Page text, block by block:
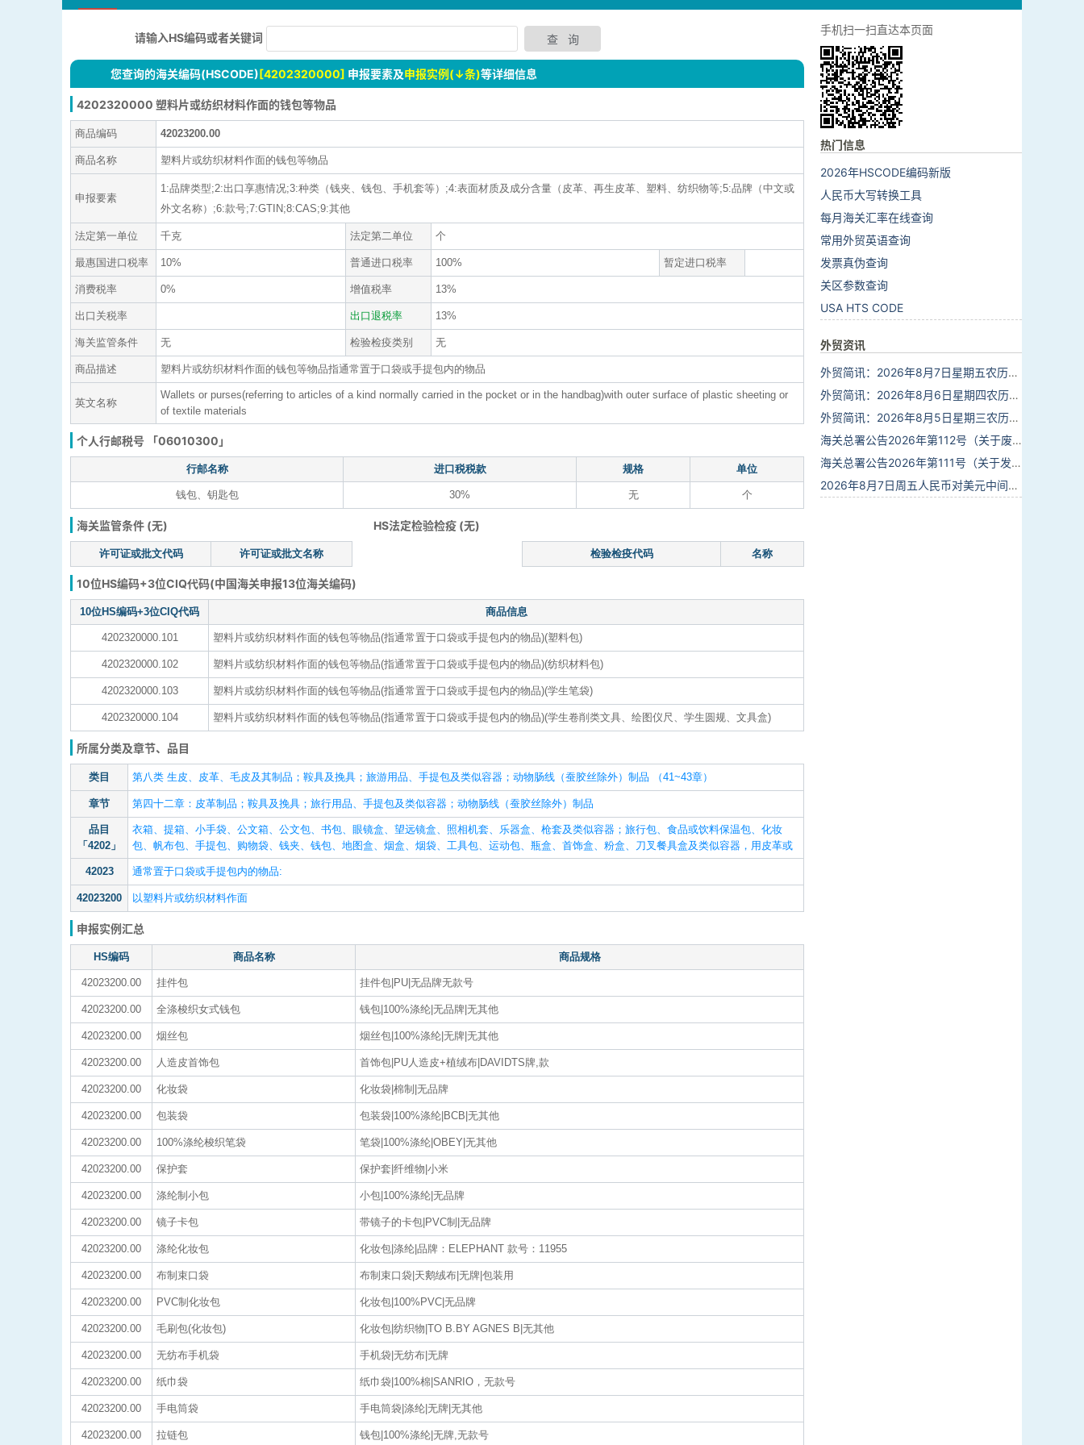
请输入HS编码或者关键词
您查询的海关编码(HSCODE)[4202320000] 申报要素及申报实例(↓条)等详细信息
4202320000 塑料片或纺织材料作面的钱包等物品
商品编码 42023200.00
商品名称 塑料片或纺织材料作面的钱包等物品
申报要素
1:品牌类型;2:出口享惠情况;3:种类（钱夹、钱包、手机套等）;4:表面材质及成分含量（皮革、再生皮革、塑料、纺织物等;5:品牌（中文或
外文名称）;6:款号;7:GTIN;8:CAS;9:其他
法定第一单位 千克 法定第二单位 个
最惠国进口税率 10% 普通进口税率 100% 暂定进口税率
消费税率 0% 增值税率 13%
出口关税率 出口退税率 13%
海关监管条件 无 检验检疫类别 无
商品描述 塑料片或纺织材料作面的钱包等物品指通常置于口袋或手提包内的物品
英文名称
Wallets or purses(referring to articles of a kind normally carried in the pocket or in the handbag)with outer surface of plastic sheeting or
of textile materials
个人行邮税号 「06010300」
行邮名称 进口税税款 规格 单位
钱包、钥匙包 30% 无 个
海关监管条件 (无) HS法定检验检疫 (无)
许可证或批文代码 许可证或批文名称 检验检疫代码 名称
10位HS编码+3位CIQ代码(中国海关申报13位海关编码)
10位HS编码+3位CIQ代码 商品信息
4202320000.101 塑料片或纺织材料作面的钱包等物品(指通常置于口袋或手提包内的物品)(塑料包)
4202320000.102 塑料片或纺织材料作面的钱包等物品(指通常置于口袋或手提包内的物品)(纺织材料包)
4202320000.103 塑料片或纺织材料作面的钱包等物品(指通常置于口袋或手提包内的物品)(学生笔袋)
4202320000.104 塑料片或纺织材料作面的钱包等物品(指通常置于口袋或手提包内的物品)(学生卷削类文具、绘图仪尺、学生圆规、文具盒)
所属分类及章节、品目
类目 第八类 生皮、皮革、毛皮及其制品；鞍具及挽具；旅游用品、手提包及类似容器；动物肠线（蚕胶丝除外）制品 （41~43章）
章节 第四十二章：皮革制品；鞍具及挽具；旅行用品、手提包及类似容器；动物肠线（蚕胶丝除外）制品
品目
「4202」
衣箱、提箱、小手袋、公文箱、公文包、书包、眼镜盒、望远镜盒、照相机套、乐器盒、枪套及类似容器；旅行包、食品或饮料保温包、化妆
包、帆布包、手提包、购物袋、钱夹、钱包、地图盒、烟盒、烟袋、工具包、运动包、瓶盒、首饰盒、粉盒、刀叉餐具盒及类似容器，用皮革或
42023 通常置于口袋或手提包内的物品:
42023200 以塑料片或纺织材料作面
申报实例汇总
HS编码 商品名称 商品规格
42023200.00 挂件包 挂件包|PU|无品牌无款号
42023200.00 全涤梭织女式钱包 钱包|100%涤纶|无品牌|无其他
42023200.00 烟丝包 烟丝包|100%涤纶|无牌|无其他
42023200.00 人造皮首饰包 首饰包|PU人造皮+植绒布|DAVIDTS牌,款
42023200.00 化妆袋 化妆袋|棉制|无品牌
42023200.00 包装袋 包装袋|100%涤纶|BCB|无其他
42023200.00 100%涤纶梭织笔袋 笔袋|100%涤纶|OBEY|无其他
42023200.00 保护套 保护套|纤维物|小米
42023200.00 涤纶制小包 小包|100%涤纶|无品牌
42023200.00 镜子卡包 带镜子的卡包|PVC制|无品牌
42023200.00 涤纶化妆包 化妆包|涤纶|品牌：ELEPHANT 款号：11955
42023200.00 布制束口袋 布制束口袋|天鹅绒布|无牌|包装用
42023200.00 PVC制化妆包 化妆包|100%PVC|无品牌
42023200.00 毛刷包(化妆包) 化妆包|纺织物|TO B.BY AGNES B|无其他
42023200.00 无纺布手机袋 手机袋|无纺布|无牌
42023200.00 纸巾袋 纸巾袋|100%棉|SANRIO，无款号
42023200.00 手电筒袋 手电筒袋|涤纶|无牌|无其他
42023200.00 拉链包 钱包|100%涤纶|无牌,无款号
手机扫一扫直达本页面
热门信息
2026年HSCODE编码新版
人民币大写转换工具
每月海关汇率在线查询
常用外贸英语查询
发票真伪查询
关区参数查询
USA HTS CODE
外贸资讯
外贸简讯：2026年8月7日星期五农历六月廿五
外贸简讯：2026年8月6日星期四农历六月廿四
外贸简讯：2026年8月5日星期三农历六月廿三
海关总署公告2026年第112号（关于废止部分卫生检疫类规范性文件的公告）
海关总署公告2026年第111号（关于发布《进出境动植物检疫处理监督管理工作规定》《进出境卫生处理监督管理工作规定》的公告）
2026年8月7日周五人民币对美元中间价报6.7904调贬9个基点